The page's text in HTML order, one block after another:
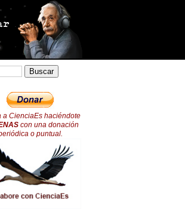
a CienciaEs haciéndote
con una donación
o puntual.